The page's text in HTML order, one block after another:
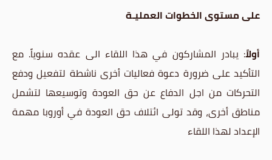
على مستوى الخطوات العمليـة
أولاً: يبادر المشاركون في هذا اللقاء الى عقده سنوياً. مع
التأكيد على ضرورة دعوة فعاليات أخرى ناشطة لتفعيل ودفع
التحركات من اجل الدفاع عن حق العودة وتوسيعها لتشمل
مناطق أخرى، وقد تولى ائتلاف حق العودة في أوروبا مهمة
الإعداد لهذا اللقاء